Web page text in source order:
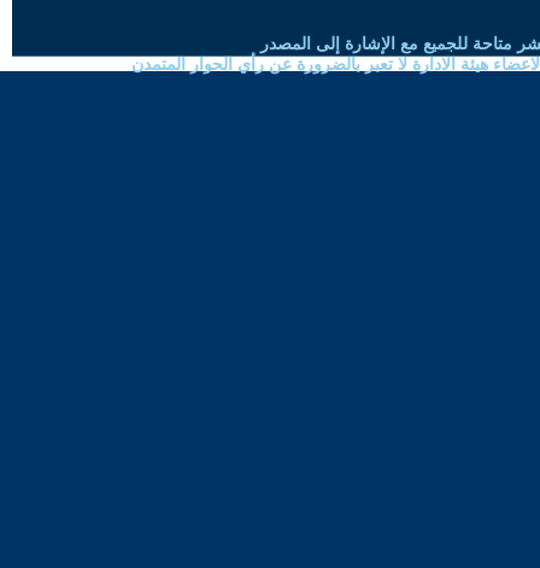
متاحة للجميع مع الإشارة إلى المصدر
هيئة الادارة لا تعبر بالضرورة عن رأي الحوار المتمدن